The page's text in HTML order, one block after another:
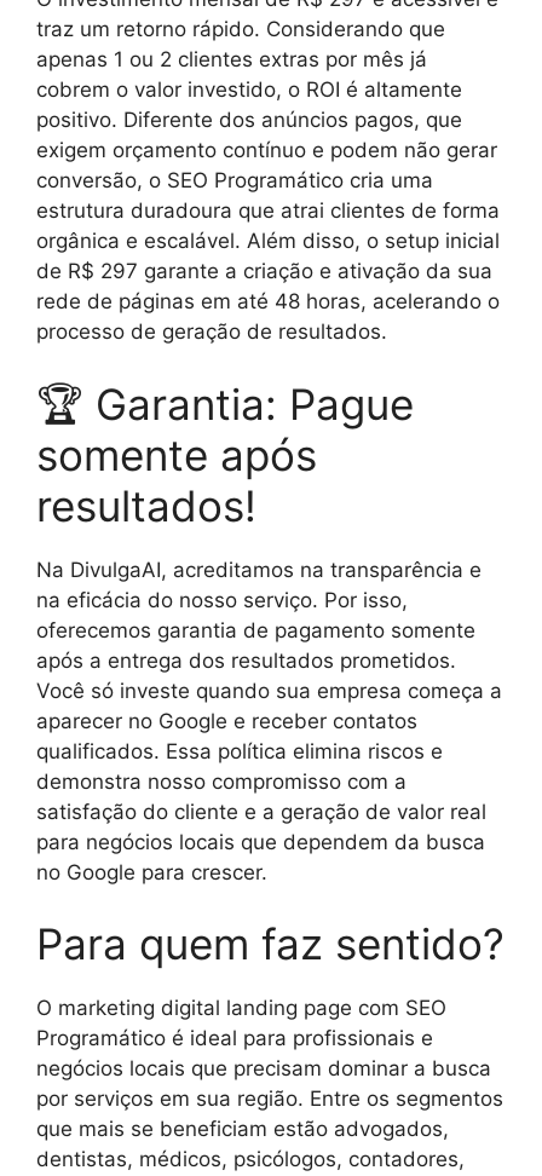
traz um retorno rápido. Considerando que
apenas 1 ou 2 clientes extras por mês já
cobrem o valor investido, o ROI é altamente
positivo. Diferente dos anúncios pagos, que
exigem orçamento contínuo e podem não gerar
conversão, o SEO Programático cria uma
estrutura duradoura que atrai clientes de forma
orgânica e escalável. Além disso, o setup inicial
de R$ 297 garante a criação e ativação da sua
rede de páginas em até 48 horas, acelerando o
processo de geração de resultados.
🏆 Garantia: Pague
somente após
resultados!
Na DivulgaAI, acreditamos na transparência e
na eficácia do nosso serviço. Por isso,
oferecemos garantia de pagamento somente
após a entrega dos resultados prometidos.
Você só investe quando sua empresa começa a
aparecer no Google e receber contatos
qualificados. Essa política elimina riscos e
demonstra nosso compromisso com a
satisfação do cliente e a geração de valor real
para negócios locais que dependem da busca
no Google para crescer.
Para quem faz sentido?
O marketing digital landing page com SEO
Programático é ideal para profissionais e
negócios locais que precisam dominar a busca
por serviços em sua região. Entre os segmentos
que mais se beneficiam estão advogados,
dentistas, médicos, psicólogos, contadores,